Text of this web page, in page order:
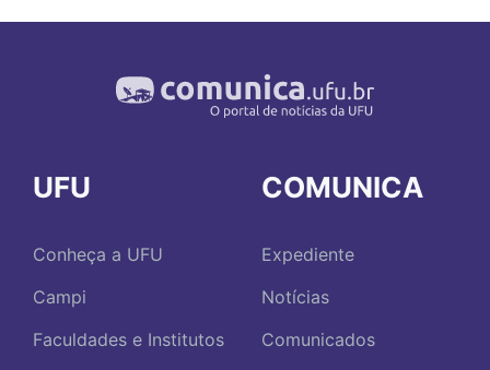
UFU
Conheça a UFU
Campi
Faculdades e Institutos
COMUNICA
Expediente
Notícias
Comunicados